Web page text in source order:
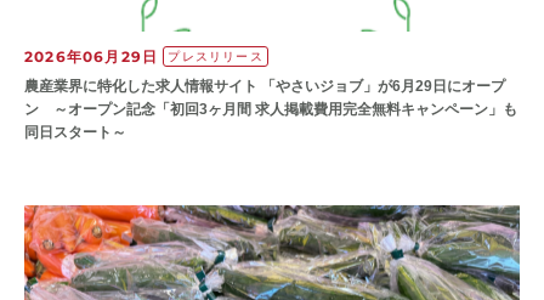
2026年06月29日 プレスリリース
農産業界に特化した求人情報サイト 「やさいジョブ」が6月29日にオープ
ン ～オープン記念「初回3ヶ月間 求人掲載費用完全無料キャンペーン」も
同日スタート～